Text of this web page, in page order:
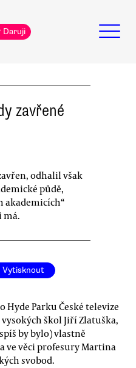
Daruji
zavřené
odhalil však
půdě,
akademicích“
má.
Vytisknout
Hyde Parku České televize
škol Jiří Zlatuška,
by bylo) vlastně
ve věci profesury Martina
svobod.